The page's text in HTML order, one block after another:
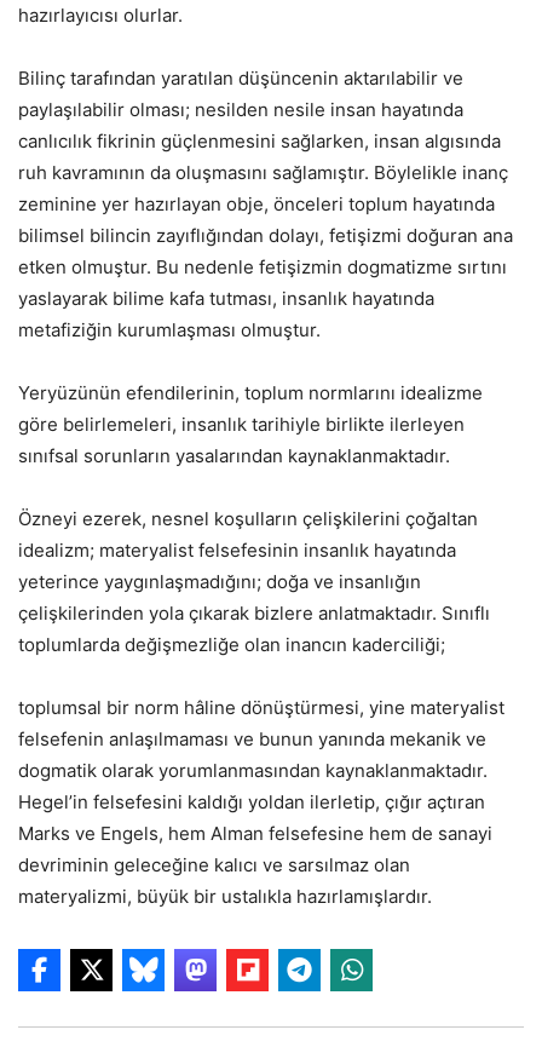
hazırlayıcısı olurlar.
Bilinç tarafından yaratılan düşüncenin aktarılabilir ve
paylaşılabilir olması; nesilden nesile insan hayatında
canlıcılık fikrinin güçlenmesini sağlarken, insan algısında
ruh kavramının da oluşmasını sağlamıştır. Böylelikle inanç
zeminine yer hazırlayan obje, önceleri toplum hayatında
bilimsel bilincin zayıflığından dolayı, fetişizmi doğuran ana
etken olmuştur. Bu nedenle fetişizmin dogmatizme sırtını
yaslayarak bilime kafa tutması, insanlık hayatında
metafiziğin kurumlaşması olmuştur.
Yeryüzünün efendilerinin, toplum normlarını idealizme
göre belirlemeleri, insanlık tarihiyle birlikte ilerleyen
sınıfsal sorunların yasalarından kaynaklanmaktadır.
Özneyi ezerek, nesnel koşulların çelişkilerini çoğaltan
idealizm; materyalist felsefesinin insanlık hayatında
yeterince yaygınlaşmadığını; doğa ve insanlığın
çelişkilerinden yola çıkarak bizlere anlatmaktadır. Sınıflı
toplumlarda değişmezliğe olan inancın kaderciliği;
toplumsal bir norm hâline dönüştürmesi, yine materyalist
felsefenin anlaşılmaması ve bunun yanında mekanik ve
dogmatik olarak yorumlanmasından kaynaklanmaktadır.
Hegel’in felsefesini kaldığı yoldan ilerletip, çığır açtıran
Marks ve Engels, hem Alman felsefesine hem de sanayi
devriminin geleceğine kalıcı ve sarsılmaz olan
materyalizmi, büyük bir ustalıkla hazırlamışlardır.